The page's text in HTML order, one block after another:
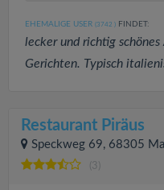
EHEMALIGE USER (3742 ) FINDET:
lecker und richtig
Gerichten. Typisch
Restaurant Piräus
Speckweg 69, 68305
(3)